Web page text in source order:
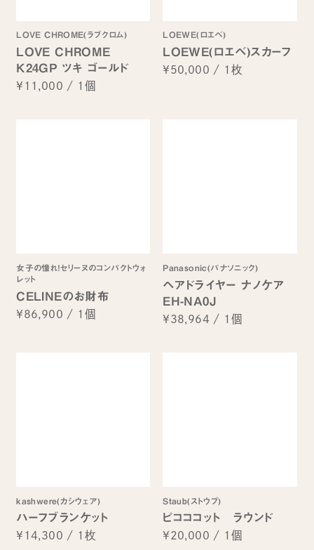
LOVE CHROME(ラブクロム)
LOVE CHROME
K24GP ツキ ゴールド
¥11,000 / 1個
LOEWE(ロエベ)
LOEWE(ロエベ)スカーフ
¥50,000 / 1枚
女子の憧れ！セリーヌのコンパクトウォ
レット
CELINEのお財布
¥86,900 / 1個
Panasonic(パナソニック)
ヘアドライヤー ナノケア
EH-NA0J
¥38,964 / 1個
kashwere(カシウェア)
ハーフブランケット
¥14,300 / 1枚
Staub(ストウブ)
ピコココット ラウンド
¥20,000 / 1個